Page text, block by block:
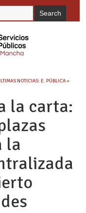
NOTICIAS: E. PÚBLICA»
la carta:
la